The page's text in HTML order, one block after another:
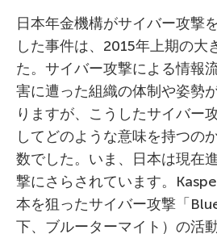
日本年金機構がサイバー攻撃
した事件は、2015年上期の大
た。サイバー攻撃による情報
害に遭った組織の体制や姿勢
りますが、こうしたサイバー
してどのような意味を持つの
数でした。いま、日本は現在
撃にさらされています。
本を狙ったサイバー攻撃「
下、ブルーターマイト）の活